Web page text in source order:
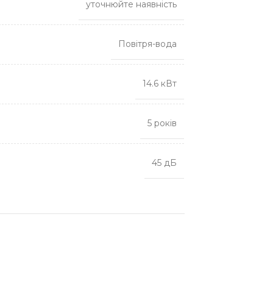
уточнюйте наявність
Повітря-вода
14.6 кВт
5 років
45 дБ